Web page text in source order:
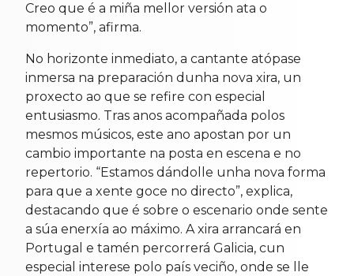
Creo que é a miña mellor versión ata o
momento”, afirma.
No horizonte inmediato, a cantante atópase
inmersa na preparación dunha nova xira, un
proxecto ao que se refire con especial
entusiasmo. Tras anos acompañada polos
mesmos músicos, este ano apostan por un
cambio importante na posta en escena e no
repertorio. “Estamos dándolle unha nova forma
para que a xente goce no directo”, explica,
destacando que é sobre o escenario onde sente
a súa enerxía ao máximo. A xira arrancará en
Portugal e tamén percorrerá Galicia, cun
especial interese polo país veciño, onde se lle